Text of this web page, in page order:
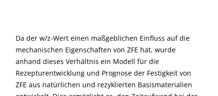
Da der w/z-Wert einen maßgeblichen Einfluss auf die
mechanischen Eigenschaften von ZFE hat, wurde
anhand dieses Verhältnis ein Modell für die
Rezepturentwicklung und Prognose der Festigkeit von
ZFE aus natürlichen und rezyklierten Basismaterialien